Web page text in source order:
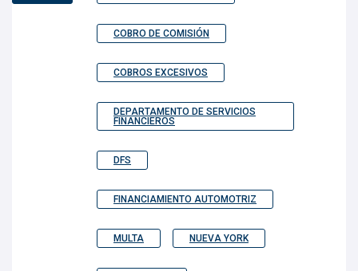
COBRO DE COMISIÓN
COBROS EXCESIVOS
DEPARTAMENTO DE SERVICIOS
FINANCIEROS
DFS
FINANCIAMIENTO AUTOMOTRIZ
MULTA NUEVA YORK